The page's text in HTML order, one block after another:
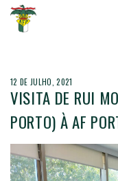
12 DE JULHO, 2021
VISITA DE RUI
PORTO) À AF